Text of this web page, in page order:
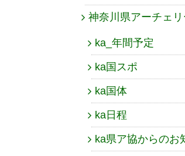
神奈川県アーチェ
ka_年間予定
ka国スポ
ka国体
ka日程
ka県ア協からのお